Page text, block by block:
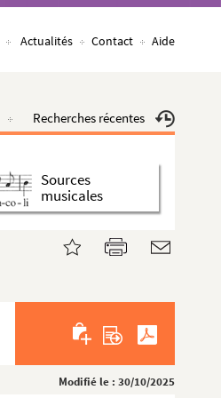
Actualités Contact Aide
Recherches récentes
Sources
musicales
Modifié le : 30/10/2025